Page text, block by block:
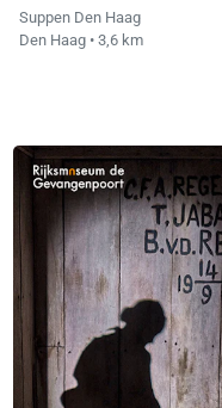
Suppen Den Haag
Den Haag • 3,6 km